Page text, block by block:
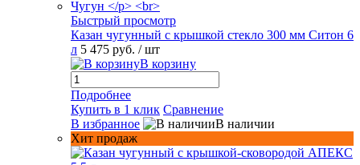
Быстрый просмотр
Казан чугунный с крышкой стекло 300 мм Ситон 6
л 5 475 руб. / шт
В корзину
Подробнее
Купить в 1 клик Сравнение
В избранное
В наличии
Хит продаж